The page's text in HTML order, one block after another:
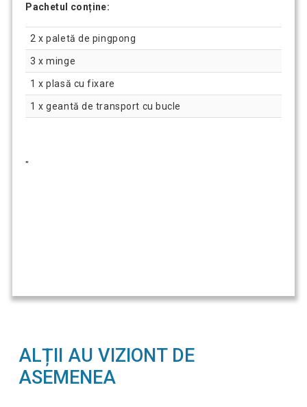
Pachetul conține:
2 x paletă de pingpong
3 x minge
1 x plasă cu fixare
1 x geantă de transport cu bucle
"
ALȚII AU VIZIONT DE
ASEMENEA